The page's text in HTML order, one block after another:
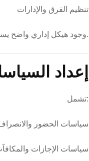
تنظيم الفرق والإدارات
وجود هيكل إداري واضح يسهل إدارة العمليات اليومية ويقلل من التضارب بين الموظفين.
2. إعداد
تشمل:
سياسات الحضور
سياسات الإجازات